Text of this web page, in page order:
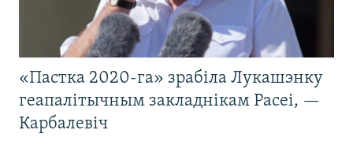
«Пастка 2020-га» зрабіла Лукашэнку
геапалітычным закладнікам Расеі, —
Карбалевіч